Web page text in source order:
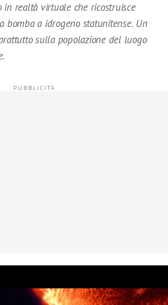
in realtà virtuale che ricostruisce
bomba a idrogeno statunitense. Un
sulla popolazione del luogo